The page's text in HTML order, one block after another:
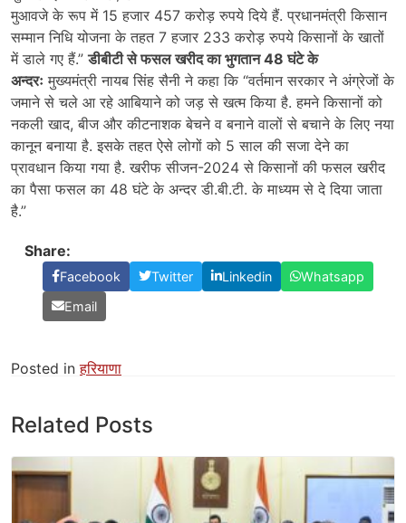
मुआवजे के रूप में 15 हजार 457 करोड़ रुपये दिये हैं. प्रधानमंत्री किसान
सम्मान निधि योजना के तहत 7 हजार 233 करोड़ रुपये किसानों के खातों
में डाले गए हैं.”डीबीटी से फसल खरीद का भुगतान 48 घंटे के
अन्दरः मुख्यमंत्री नायब सिंह सैनी ने कहा कि “वर्तमान सरकार ने अंग्रेजों के
जमाने से चले आ रहे आबियाने को जड़ से खत्म किया है. हमने किसानों को
नकली खाद, बीज और कीटनाशक बेचने व बनाने वालों से बचाने के लिए नया
कानून बनाया है. इसके तहत ऐसे लोगों को 5 साल की सजा देने का
प्रावधान किया गया है. खरीफ सीजन-2024 से किसानों की फसल खरीद
का पैसा फसल का 48 घंटे के अन्दर डी.बी.टी. के माध्यम से दे दिया जाता
है.”
Share:
Facebook Twitter Linkedin
Whatsapp
Email
Posted inहरियाणा
Related Posts